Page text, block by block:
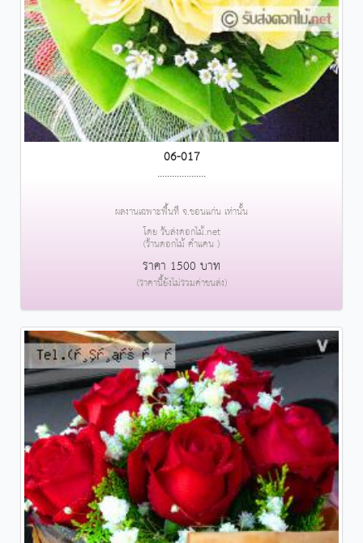
06-017
....................
ผลงานเฉพาะพื้นที่ จ.ขอนแก่น เท่านั้น
โดย รับส่งดอกไม้.net
(ร้านดอกไม้ คำแคน )
ราคา 1500 บาท
(ราคานี้ยังไม่รวมค่าขนส่ง)